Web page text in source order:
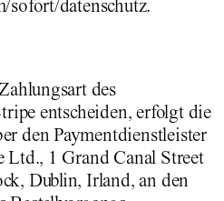
datenschutz.
des
entscheiden, erfolgt die
den Paymentdienstleister
Ltd., 1 Grand Canal Street
Dublin, Irland, an den